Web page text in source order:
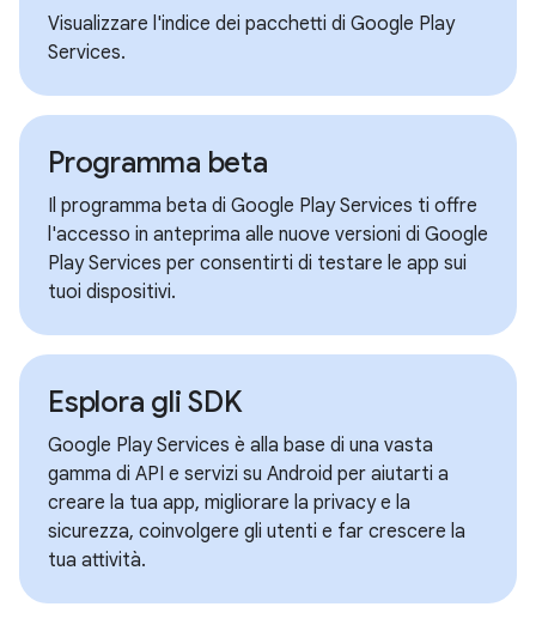
Visualizzare l'indice dei pacchetti di Google Play
Services.
Programma beta
Il programma beta di Google Play Services ti offre
l'accesso in anteprima alle nuove versioni di Google
Play Services per consentirti di testare le app sui
tuoi dispositivi.
Esplora gli SDK
Google Play Services è alla base di una vasta
gamma di API e servizi su Android per aiutarti a
creare la tua app, migliorare la privacy e la
sicurezza, coinvolgere gli utenti e far crescere la
tua attività.